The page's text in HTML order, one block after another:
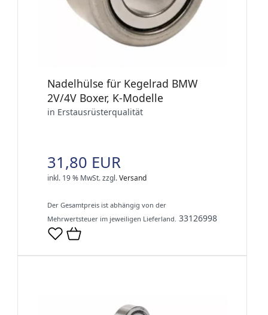
Nadelhülse für Kegelrad BMW
2V/4V Boxer, K-Modelle
in Erstausrüsterqualität
31,80 EUR
inkl. 19 % MwSt.zzgl.Versand
Der Gesamtpreis ist abhängig von der
Mehrwertsteuer im jeweiligen Lieferland. 33126998